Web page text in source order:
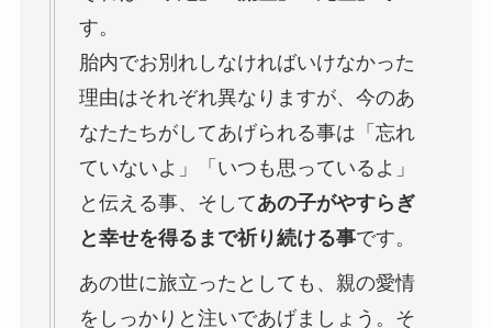
す。
胎内でお別れしなければいけなかった
理由はそれぞれ異なりますが、今のあ
なたたちがしてあげられる事は「忘れ
ていないよ」「いつも思っているよ」
と伝える事、そしてあの子がやすらぎ
と幸せを得るまで祈り続ける事です。
あの世に旅立ったとしても、親の愛情
をしっかりと注いであげましょう。そ